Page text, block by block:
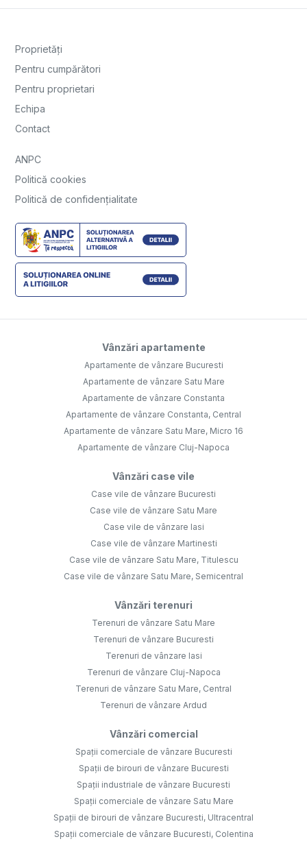
Proprietăți
Pentru cumpărători
Pentru proprietari
Echipa
Contact
ANPC
Politică cookies
Politică de confidențialitate
Vânzări apartamente
Apartamente de vânzare Bucuresti
Apartamente de vânzare Satu Mare
Apartamente de vânzare Constanta
Apartamente de vânzare Constanta, Central
Apartamente de vânzare Satu Mare, Micro 16
Apartamente de vânzare Cluj-Napoca
Vânzări case vile
Case vile de vânzare Bucuresti
Case vile de vânzare Satu Mare
Case vile de vânzare Iasi
Case vile de vânzare Martinesti
Case vile de vânzare Satu Mare, Titulescu
Case vile de vânzare Satu Mare, Semicentral
Vânzări terenuri
Terenuri de vânzare Satu Mare
Terenuri de vânzare Bucuresti
Terenuri de vânzare Iasi
Terenuri de vânzare Cluj-Napoca
Terenuri de vânzare Satu Mare, Central
Terenuri de vânzare Ardud
Vânzări comercial
Spații comerciale de vânzare Bucuresti
Spații de birouri de vânzare Bucuresti
Spații industriale de vânzare Bucuresti
Spații comerciale de vânzare Satu Mare
Spații de birouri de vânzare Bucuresti, Ultracentral
Spații comerciale de vânzare Bucuresti, Colentina